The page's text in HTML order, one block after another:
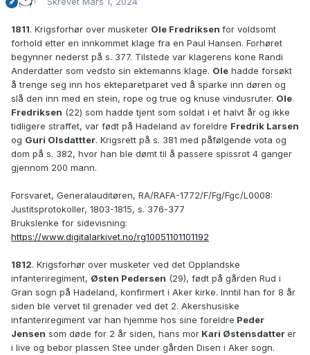
1811. Krigsforhør over musketer Ole Fredriksen for voldsomt
forhold etter en innkommet klage fra en Paul Hansen. Forhøret
begynner nederst på s. 377. Tilstede var klagerens kone Randi
Anderdatter som vedsto sin ektemanns klage. Ole hadde forsøkt
å trenge seg inn hos ekteparetparet ved å sparke inn døren og
slå den inn med en stein, rope og true og knuse vindusruter. Ole
Fredriksen (22) som hadde tjent som soldat i et halvt år og ikke
tidligere straffet, var født på Hadeland av foreldre Fredrik Larsen
og Guri Olsdattter. Krigsrett på s. 381 med påfølgende vota og
dom på s. 382, hvor han ble dømt til å passere spissrot 4 ganger
gjennom 200 mann.
Forsvaret, Generalauditøren, RA/RAFA-1772/F/Fg/Fgc/L0008:
Justitsprotokoller, 1803-1815, s. 376-377
Brukslenke for sidevisning:
https://www.digitalarkivet.no/rg10051101101192
1812. Krigsforhør over musketer ved det Opplandske
infanteriregiment, Østen Pedersen (29), født på gården Rud i
Gran sogn på Hadeland, konfirmert i Aker kirke. Inntil han for 8 år
siden ble vervet til grenader ved det 2. Akershusiske
infanteriregiment var han hjemme hos sine foreldre Peder
Jensen som døde for 2 år siden, hans mor Kari Østensdatterer
i live og bebor plassen Stee under gården Disen i Aker sogn.